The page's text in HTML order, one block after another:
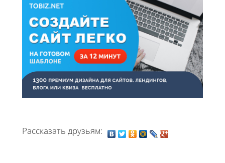
Рассказать друзьям: